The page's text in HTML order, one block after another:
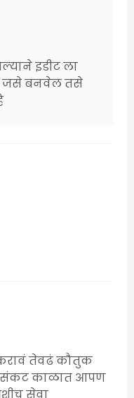
इडीट ला
जसे बनवेल तसे
तेवढं कौतुक
संकट काळात आपण